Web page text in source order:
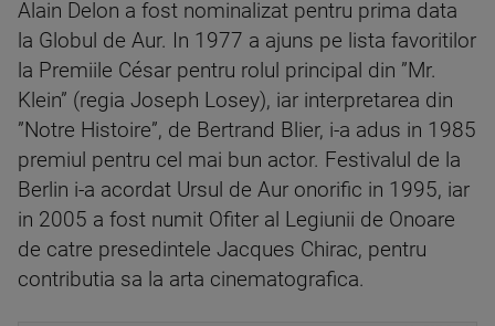
Alain Delon a fost nominalizat pentru prima data
la Globul de Aur. In 1977 a ajuns pe lista favoritilor
la Premiile César pentru rolul principal din ”Mr.
Klein” (regia Joseph Losey), iar interpretarea din
”Notre Histoire”, de Bertrand Blier, i-a adus in 1985
premiul pentru cel mai bun actor. Festivalul de la
Berlin i-a acordat Ursul de Aur onorific in 1995, iar
in 2005 a fost numit Ofiter al Legiunii de Onoare
de catre presedintele Jacques Chirac, pentru
contributia sa la arta cinematografica.